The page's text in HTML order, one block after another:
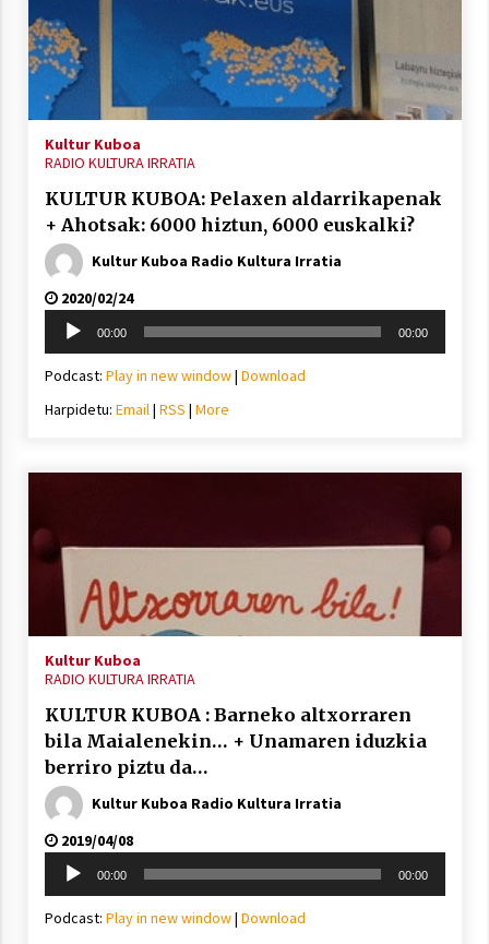
Telebistaren eskutik
Kultur Kuboa
RADIO KULTURA IRRATIA
KULTUR KUBOA: Pelaxen aldarrikapenak
+ Ahotsak: 6000 hiztun, 6000 euskalki?
Kultur Kuboa Radio Kultura Irratia
2020/02/24
Soinu
erreproduzigailua
00:00 00:00
Podcast: Play in new window| Download
Harpidetu: Email| RSS | More
Kultur Kuboa
RADIO KULTURA IRRATIA
KULTUR KUBOA : Barneko altxorraren
bila Maialenekin… + Unamaren iduzkia
berriro piztu da…
Kultur Kuboa Radio Kultura Irratia
2019/04/08
Soinu
erreproduzigailua
00:00 00:00
Podcast: Play in new window| Download